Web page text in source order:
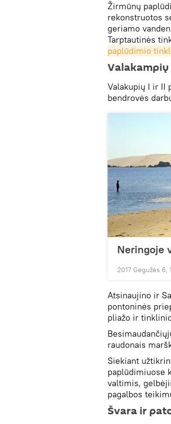
Žirmūnų
rekonstruotos
geriamo
Tarptautinės
paplūdimio
Valakupių I ir II
bendrovės
Neringoje
2017 Gegužės 6,
Atsinaujino ir
pontoninės
pliažo ir
raudonais
Siekiant
paplūdimiuose
valtimis,
pagalbos
Švara ir